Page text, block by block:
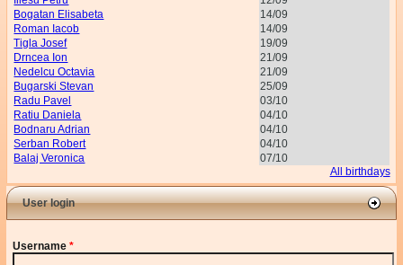
Bogatan Elisabeta
14/09
Roman Iacob
14/09
Tigla Josef
19/09
Drncea Ion
21/09
Nedelcu Octavia
21/09
Bugarski Stevan
25/09
Radu Pavel
03/10
Ratiu Daniela
04/10
Bodnaru Adrian
04/10
Serban Robert
04/10
Balaj Veronica
07/10
All birthdays
User login
Username*